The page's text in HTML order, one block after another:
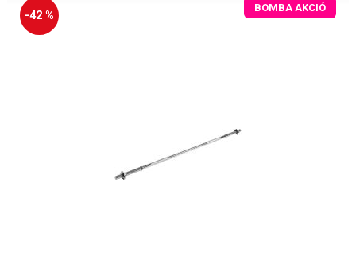
-42 %
BOMBA AKCIÓ